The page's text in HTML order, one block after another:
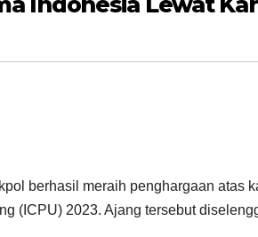
berhasil meraih penghargaan atas
(ICPU) 2023. Ajang tersebut